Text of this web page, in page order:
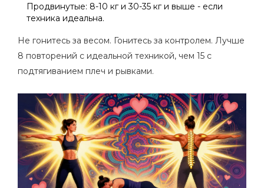
Продвинутые: 8-10 кг и 30-35 кг и выше - если
техника идеальна.
Не гонитесь за весом. Гонитесь за контролем. Лучше
8 повторений с идеальной техникой, чем 15 с
подтягиванием плеч и рывками.